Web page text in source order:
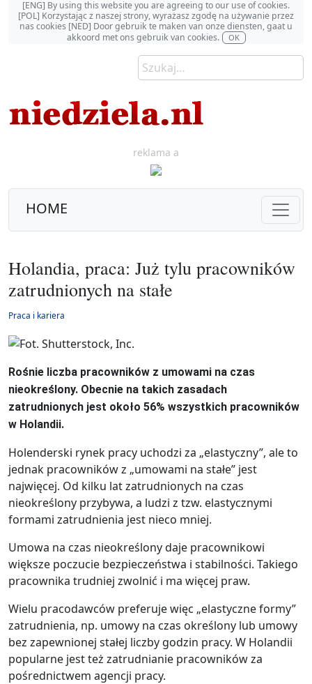
[ENG] By using this website you are agreeing to our use of cookies.
[POL] Korzystając z naszej strony, wyrażasz zgodę na używanie przez
nas cookies [NED] Door gebruik te maken van onze diensten, gaat u
akkoord met ons gebruik van cookies.
OK
reklama a
HOME
Holandia, praca: Już tylu pracowników
zatrudnionych na stałe
Praca i kariera
Rośnie liczba pracowników z umowami na czas
nieokreślony. Obecnie na takich zasadach
zatrudnionych jest około 56% wszystkich pracowników
w Holandii.
Holenderski rynek pracy uchodzi za „elastyczny”, ale to
jednak pracowników z „umowami na stałe” jest
najwięcej. Od kilku lat zatrudnionych na czas
nieokreślony przybywa, a ludzi z tzw. elastycznymi
formami zatrudnienia jest nieco mniej.
Umowa na czas nieokreślony daje pracownikowi
większe poczucie bezpieczeństwa i stabilności. Takiego
pracownika trudniej zwolnić i ma więcej praw.
Wielu pracodawców preferuje więc „elastyczne formy”
zatrudnienia, np. umowy na czas określony lub umowy
bez zapewnionej stałej liczby godzin pracy. W Holandii
popularne jest też zatrudnianie pracowników za
pośrednictwem agencji pracy.